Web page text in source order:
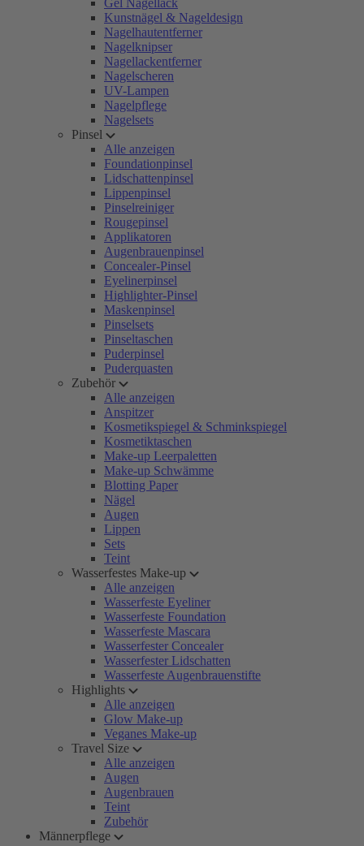
Gel Nagellack
Kunstnägel & Nageldesign
Nagelhautentferner
Nagelknipser
Nagellackentferner
Nagelscheren
UV-Lampen
Nagelpflege
Nagelsets
Pinsel
Alle anzeigen
Foundationpinsel
Lidschattenpinsel
Lippenpinsel
Pinselreiniger
Rougepinsel
Applikatoren
Augenbrauenpinsel
Concealer-Pinsel
Eyelinerpinsel
Highlighter-Pinsel
Maskenpinsel
Pinselsets
Pinseltaschen
Puderpinsel
Puderquasten
Zubehör
Alle anzeigen
Anspitzer
Kosmetikspiegel & Schminkspiegel
Kosmetiktaschen
Make-up Leerpaletten
Make-up Schwämme
Blotting Paper
Nägel
Augen
Lippen
Sets
Teint
Wasserfestes Make-up
Alle anzeigen
Wasserfeste Eyeliner
Wasserfeste Foundation
Wasserfeste Mascara
Wasserfester Concealer
Wasserfester Lidschatten
Wasserfeste Augenbrauenstifte
Highlights
Alle anzeigen
Glow Make-up
Veganes Make-up
Travel Size
Alle anzeigen
Augen
Augenbrauen
Teint
Zubehör
Männerpflege